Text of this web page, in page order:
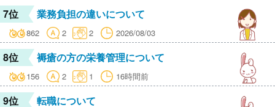
7位 業務負担の違いについて
862 2 2 2026/08/03
8位 褥瘡の方の栄養管理について
156 2 1 16時間前
9位 転職について